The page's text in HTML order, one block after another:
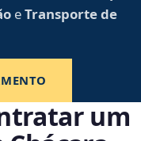
eTransporte de
um